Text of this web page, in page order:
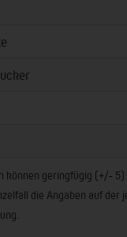
können geringfügig (+/-
die Angaben auf der